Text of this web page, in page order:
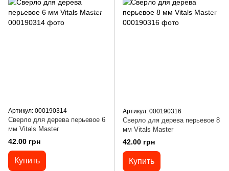
Артикул: 000190314
Сверло для дерева перьевое 6
мм Vitals Master
42.00 грн
Купить
Артикул: 000190316
Сверло для дерева перьевое 8
мм Vitals Master
42.00 грн
Купить